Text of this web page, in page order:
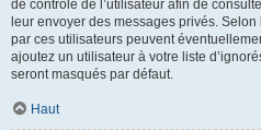
de contrôle de l’utilisateur afin de
leur envoyer des messages privés.
par ces utilisateurs peuvent
ajoutez un utilisateur à votre liste
seront masqués par défaut.
Haut